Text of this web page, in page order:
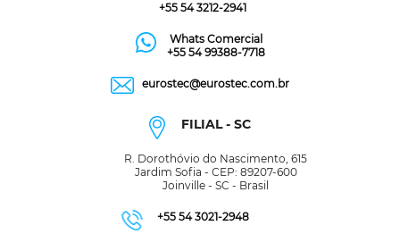
+55 54 3212-2941
Whats Comercial
+55 54 99388-7718
eurostec@eurostec.com.br
FILIAL - SC
R. Dorothóvio do Nascimento, 615
Jardim Sofia - CEP: 89207-600
Joinville - SC - Brasil
+55 54 3021-2948